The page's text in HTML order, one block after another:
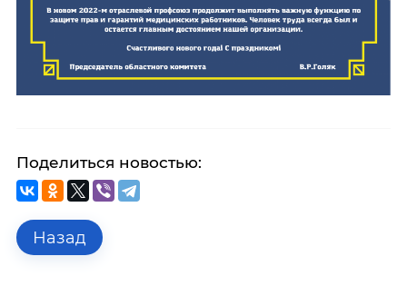
Поделиться новостью:
Назад